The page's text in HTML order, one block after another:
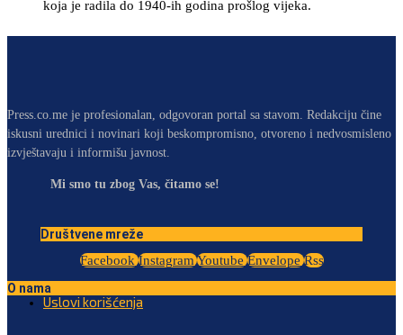
koja je radila do 1940-ih godina prošlog vijeka.
Press.co.me je profesionalan, odgovoran portal sa stavom. Redakciju čine
iskusni urednici i novinari koji beskompromisno, otvoreno i nedvosmisleno
izvještavaju i informišu javnost.
Mi smo tu zbog Vas, čitamo se!
Društvene mreže
Facebook Instagram Youtube Envelope Rss
O nama
Uslovi korišćenja